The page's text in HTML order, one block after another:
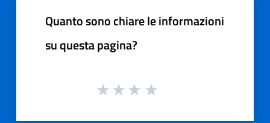
Quanto sono chiare le informazioni
su questa pagina?